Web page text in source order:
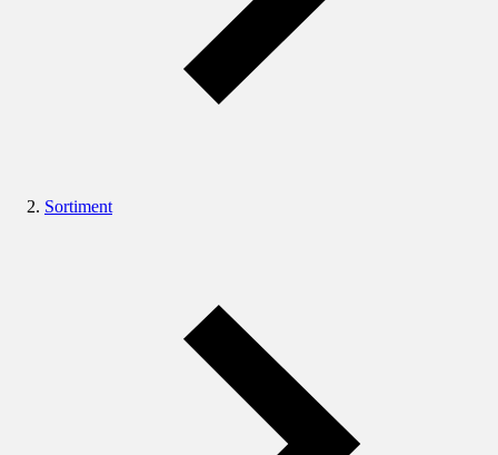
Sortiment